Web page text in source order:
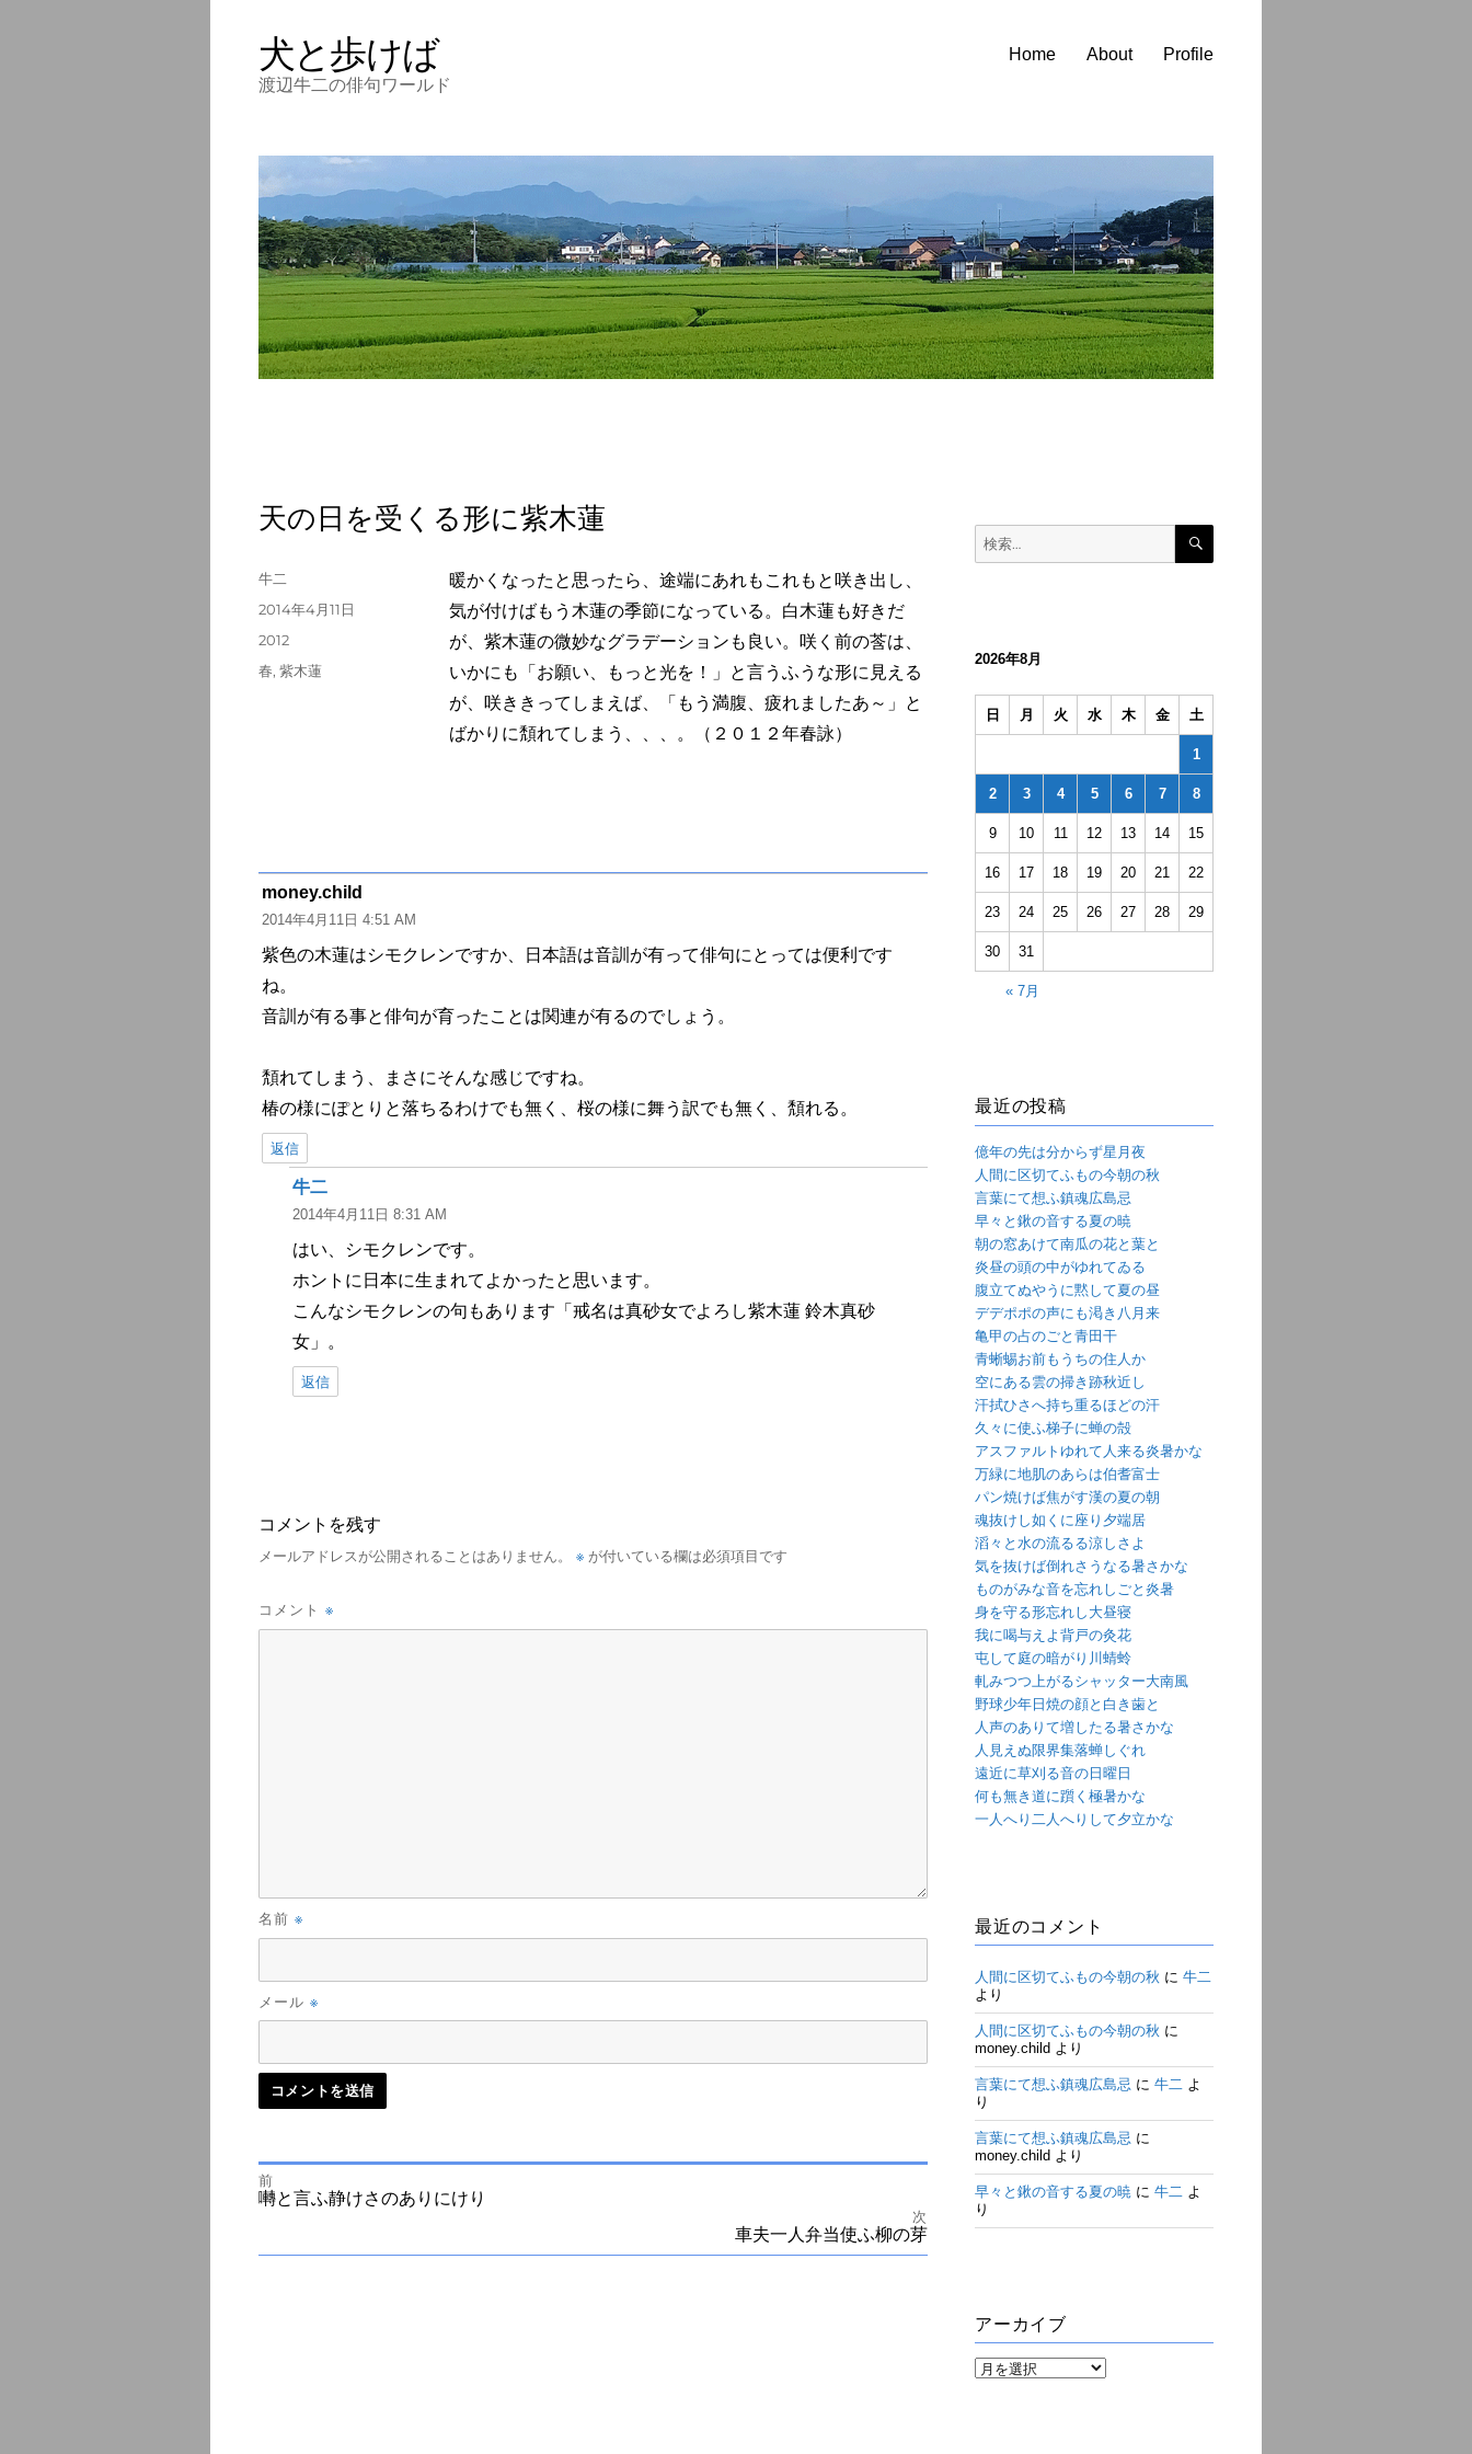
犬と歩けば
渡辺牛二の俳句ワールド
Home About Profile
天の日を受くる形に紫木蓮
暖かくなったと思ったら、途端にあれもこれもと咲き出し、
気が付けばもう木蓮の季節になっている。白木蓮も好きだ
が、紫木蓮の微妙なグラデーションも良い。咲く前の莟は、
いかにも「お願い、もっと光を！」と言うふうな形に見える
が、咲ききってしまえば、「もう満腹、疲れましたあ～」と
ばかりに頽れてしまう、、、。（２０１２年春詠）
投
牛二
投
2014年4月11日
カ
テ
2012
タ
春, 紫木蓮
money.child
り:
2014年4月11日 4:51 AM
紫色の木蓮はシモクレンですか、日本語は音訓が有って俳句にとっては便利です
ね。
音訓が有る事と俳句が育ったことは関連が有るのでしょう。
頽れてしまう、まさにそんな感じですね。
椿の様にぽとりと落ちるわけでも無く、桜の様に舞う訳でも無く、頽れる。
返信
牛二よ
り:
2014年4月11日 8:31 AM
はい、シモクレンです。
ホントに日本に生まれてよかったと思います。
こんなシモクレンの句もあります「戒名は真砂女でよろし紫木蓮 鈴木真砂
女」。
返信
コメントを残す
メールアドレスが公開されることはありません。 ※が付いている欄は必須項目です
コメント ※
名前 ※
メール ※
投
前
前
の
囀と言ふ静けさのありにけり
次
車夫一人弁当使ふ柳の芽
検
検
2026年8月
日 月 火 水 木 金 土
1
2 3 4 5 6 7 8
9 10 11 12 13 14 15
16 17 18 19 20 21 22
23 24 25 26 27 28 29
30 31
« 7月
最近の投稿
億年の先は分からず星月夜
人間に区切てふもの今朝の秋
言葉にて想ふ鎮魂広島忌
早々と鍬の音する夏の暁
朝の窓あけて南瓜の花と葉と
炎昼の頭の中がゆれてゐる
腹立てぬやうに黙して夏の昼
デデポポの声にも渇き八月来
亀甲の占のごと青田干
青蜥蜴お前もうちの住人か
空にある雲の掃き跡秋近し
汗拭ひさへ持ち重るほどの汗
久々に使ふ梯子に蝉の殻
アスファルトゆれて人来る炎暑かな
万緑に地肌のあらは伯耆富士
パン焼けば焦がす漢の夏の朝
魂抜けし如くに座り夕端居
滔々と水の流るる涼しさよ
気を抜けば倒れさうなる暑さかな
ものがみな音を忘れしごと炎暑
身を守る形忘れし大昼寝
我に喝与えよ背戸の灸花
屯して庭の暗がり川蜻蛉
軋みつつ上がるシャッター大南風
野球少年日焼の顔と白き歯と
人声のありて増したる暑さかな
人見えぬ限界集落蝉しぐれ
遠近に草刈る音の日曜日
何も無き道に躓く極暑かな
一人へり二人へりして夕立かな
最近のコメント
人間に区切てふもの今朝の秋 に牛二
より
人間に区切てふもの今朝の秋 に
money.child より
言葉にて想ふ鎮魂広島忌 に牛二 よ
り
言葉にて想ふ鎮魂広島忌 に
money.child より
早々と鍬の音する夏の暁 に牛二 よ
り
アーカイブ
ア